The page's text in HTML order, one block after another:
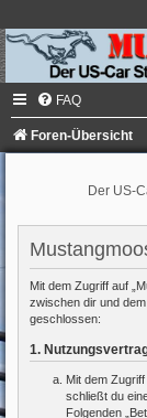
FAQ
Foren-Übersicht
Der US-
Mit dem Zugriff auf
zwischen dir und
geschlossen:
1.
Mit dem
schließt du
Folgenden